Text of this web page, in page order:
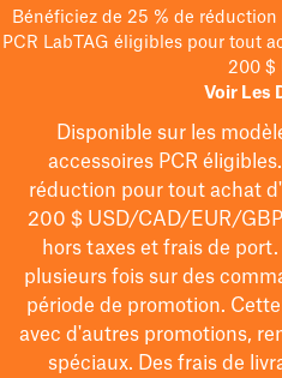
Bénéficiez de 25 % de
PCR LabTAG éligibles pour tout
200 $
Voir Les
Disponible sur les
accessoires PCR
réduction pour tout achat
200 $USD/CAD/EUR/GBP
hors taxes et frais de port
plusieurs fois sur des
période de promotion.
avec d'autres promotions,
spéciaux. Des frais de